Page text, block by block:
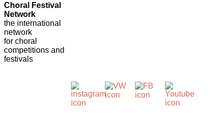
Choral Festival
Network
the international
network
for choral
competitions and
festivals